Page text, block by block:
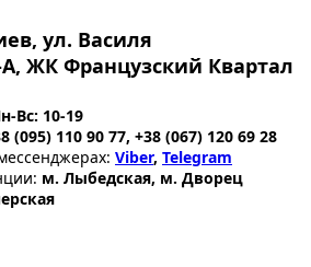
ул. Василя
ЖК Французский Квартал
Вс: 10-19
(095) 110 90 77, +38 (067) 120 69 28
Viber, Telegram
м. Лыбедская, м. Дворец